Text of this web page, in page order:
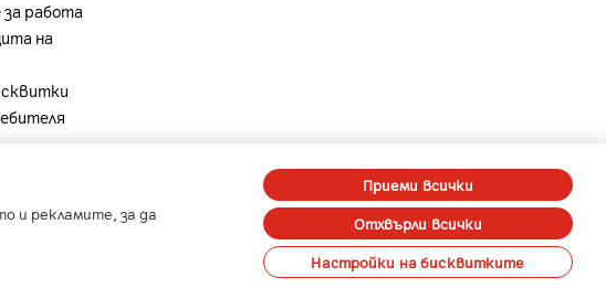
Карти на покритие Профилактики и аварии
работа
на
Member of A1 Group
и рекламите, за да
Настройки на бисквитките
Отхвърли всички
Приеми всички